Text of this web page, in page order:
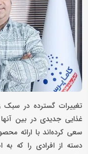
تغییرات گسترده در
غذایی جدیدی در بین
سعی کرده‌اند با ارائه
دسته از افرادی را که به